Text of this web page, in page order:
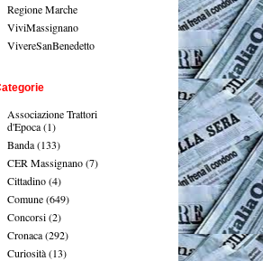
Regione Marche
ViviMassignano
VivereSanBenedetto
Associazione Trattori
d'Epoca(1)
Banda(133)
CER Massignano(7)
Cittadino(4)
Comune(649)
Concorsi(2)
Cronaca(292)
Curiosità(13)